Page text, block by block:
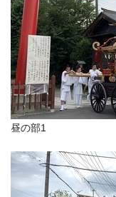
昼の部1